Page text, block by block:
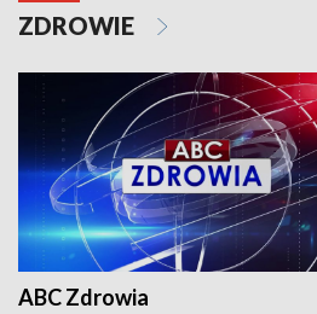
ZDROWIE
ABC Zdrowia